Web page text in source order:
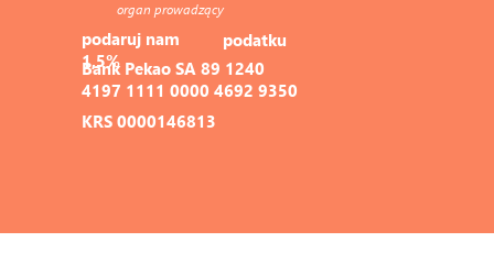
KRS 0000146813
Bank Pekao SA 89 1240
4197 1111 0000 4692 9350
podaruj nam
1,5%
organ prowadzący
podatku